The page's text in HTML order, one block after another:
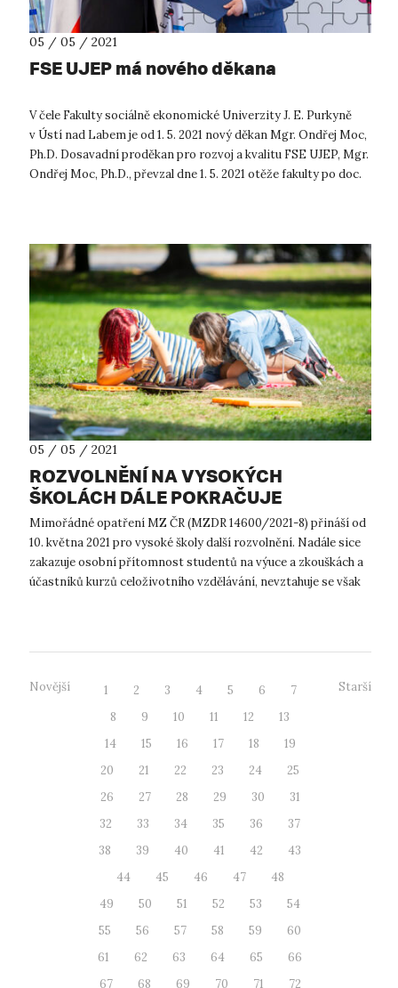
05 / 05 / 2021
FSE UJEP má nového děkana
V čele Fakulty sociálně ekonomické Univerzity J. E. Purkyně
v Ústí nad Labem je od 1. 5. 2021 nový děkan Mgr. Ondřej Moc,
Ph.D. Dosavadní proděkan pro rozvoj a kvalitu FSE UJEP, Mgr.
Ondřej Moc, Ph.D., převzal dne 1. 5. 2021 otěže fakulty po doc.
05 / 05 / 2021
ROZVOLNĚNÍ NA VYSOKÝCH
ŠKOLÁCH DÁLE POKRAČUJE
Mimořádné opatření MZ ČR (MZDR 14600/2021-8) přináší od
10. května 2021 pro vysoké školy další rozvolnění. Nadále sice
zakazuje osobní přítomnost studentů na výuce a zkouškách a
účastníků kurzů celoživotního vzdělávání, nevztahuje se však
Novější 1 2 3 4 5 6
7
8
9 10 11 12
13
14
15 16 17 18
19
20
21 22 23 24
25
26
27 28 29 30
31
32
33 34 35 36
37
38
39 40 41 42
43
44
45 46 47
48
49
50 51 52 53
54
55
56 57 58 59
60
61
62 63 64 65
66
67
68 69 70 71
72
Starší